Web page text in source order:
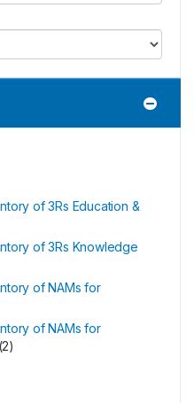
of 3Rs Education &
of 3Rs Knowledge
of NAMs for
of NAMs for
(2)